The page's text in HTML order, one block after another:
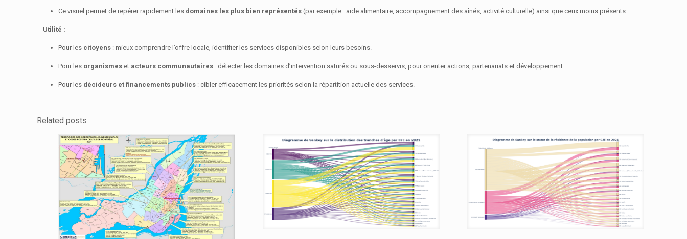
Ce visuel permet de repérer rapidement les domaines les plus bien représentés (par exemple : aide alimentaire, accompagnement des aînés, activité culturelle) ainsi que ceux moins présents.
Utilité :
Pour les citoyens : mieux comprendre l’offre locale, identifier les services disponibles selon leurs besoins.
Pour les organismes et acteurs communautaires : détecter les domaines d’intervention saturés ou sous-desservis, pour orienter actions, partenariats et développement.
Pour les décideurs et financements publics : cibler efficacement les priorités selon la répartition actuelle des services.
Related posts